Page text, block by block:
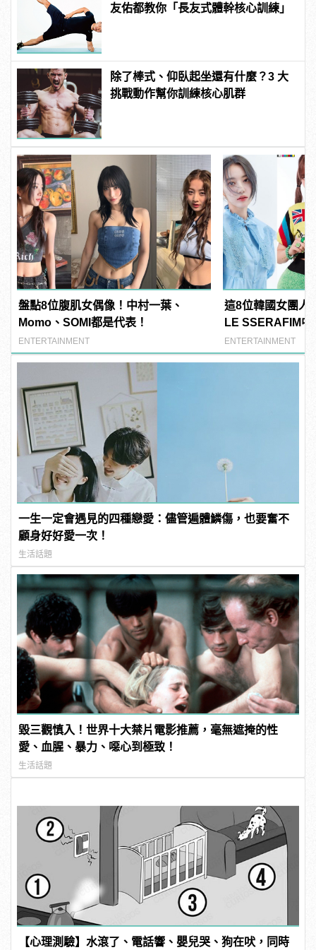
友佑都教你「長友式體幹核心訓練」
除了棒式、仰臥起坐還有什麼？3 大
挑戰動作幫你訓練核心肌群
盤點8位腹肌女偶像！中村一葉、
Momo、SOMI都是代表！
ENTERTAINMENT
這8位韓國女團人
LE SSERAFIM
撞臉台灣藝人？
ENTERTAINMENT
一生一定會遇見的四種戀愛：儘管遍體鱗傷，也要奮不
顧身好好愛一次！
生活話題
毀三觀慎入！世界十大禁片電影推薦，毫無遮掩的性
愛、血腥、暴力、噁心到極致！
生活話題
【心理測驗】水滾了、電話響、嬰兒哭、狗在吠，同時